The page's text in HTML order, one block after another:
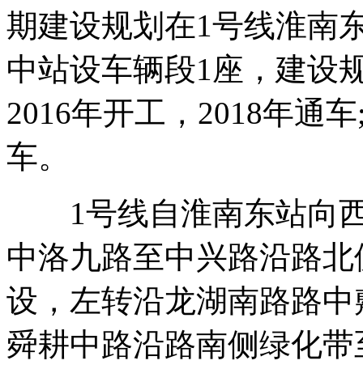
期建设规划在1号线淮南
中站设车辆段1座，建设
2016年开工，2018年通
车。
1号线自淮南东站向西
中洛九路至中兴路沿路
设，左转沿龙湖南路路
舜耕中路沿路南侧绿化